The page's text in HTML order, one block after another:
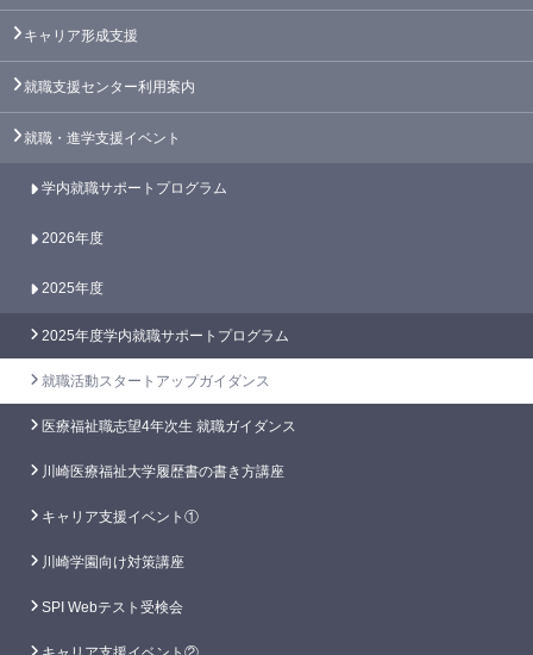
キャリア形成支援
就職支援センター利用案内
就職・進学支援イベント
学内就職サポートプログラム
2026年度
2025年度
2025年度学内就職サポートプログラム
就職活動スタートアップガイダンス
医療福祉職志望4年次生 就職ガイダンス
川崎医療福祉大学履歴書の書き方講座
キャリア支援イベント①
川崎学園向け対策講座
SPI Webテスト受検会